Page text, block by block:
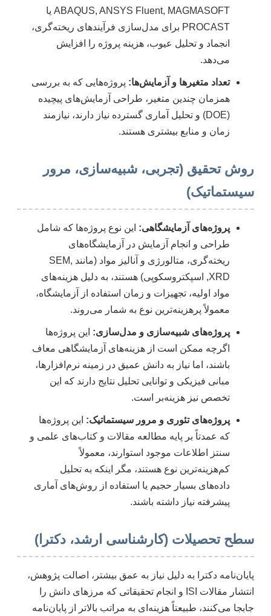
ABAQUS, ANSYS Fluent, MAGMASOFT یا
PROCAST برای مدل‌سازی فرآیندهای ریخته‌گری،
انجماد و تحلیل عیوب، هزینه پروژه را افزایش
می‌دهد.
تعداد متغیرها و آزمایش‌ها: پروژه‌هایی که به بررسی
همزمان چندین متغیر، طراحی آزمایش‌های پیچیده
(DOE) و تحلیل آماری گسترده نیاز دارند، نیازمند
زمان و منابع بیشتری هستند.
روش تحقیق (تجربی، شبیه‌سازی، مرور
سیستماتیک)
پروژه‌های آزمایشگاهی: این نوع پروژه‌ها که شامل
طراحی و انجام آزمایش در آزمایشگاه‌های
ریخته‌گری، متالورژی و آنالیز مواد (مانند SEM,
XRD, اسپکتروسکوپی) هستند، به دلیل هزینه‌های
مواد اولیه، تجهیزات و زمان استفاده از آزمایشگاه،
معمولاً پرهزینه‌ترین نوع به شمار می‌روند.
پروژه‌های شبیه‌سازی و مدل‌سازی: این پروژه‌ها
اگرچه ممکن است از هزینه‌های آزمایشگاهی معاف
باشند، اما نیاز به دانش عمیق در زمینه نرم‌افزارها،
مبانی فیزیکی و توانایی تحلیل نتایج دارند که این
تخصص نیز هزینه‌بر است.
پروژه‌های تئوری و مرور سیستماتیک: این پروژه‌ها
که عمدتاً بر پایه مطالعه مقالات و کتاب‌های علمی و
سنتز اطلاعات موجود استوارند، معمولاً
کم‌هزینه‌ترین نوع هستند، مگر اینکه به تحلیل
داده‌های بسیار حجیم یا استفاده از روش‌های آماری
پیشرفته نیاز داشته باشند.
سطح تحصیلات (کارشناسی ارشد، دکترا)
پایان‌نامه دکترا به دلیل نیاز به عمق بیشتر، اصالت پژوهش،
انتشار مقالات ISI و انجام تحقیقاتی که مرزهای دانش را
جابجا می‌کنند، طبیعتاً هزینه‌ای به مراتب بالاتر از پایان‌نامه